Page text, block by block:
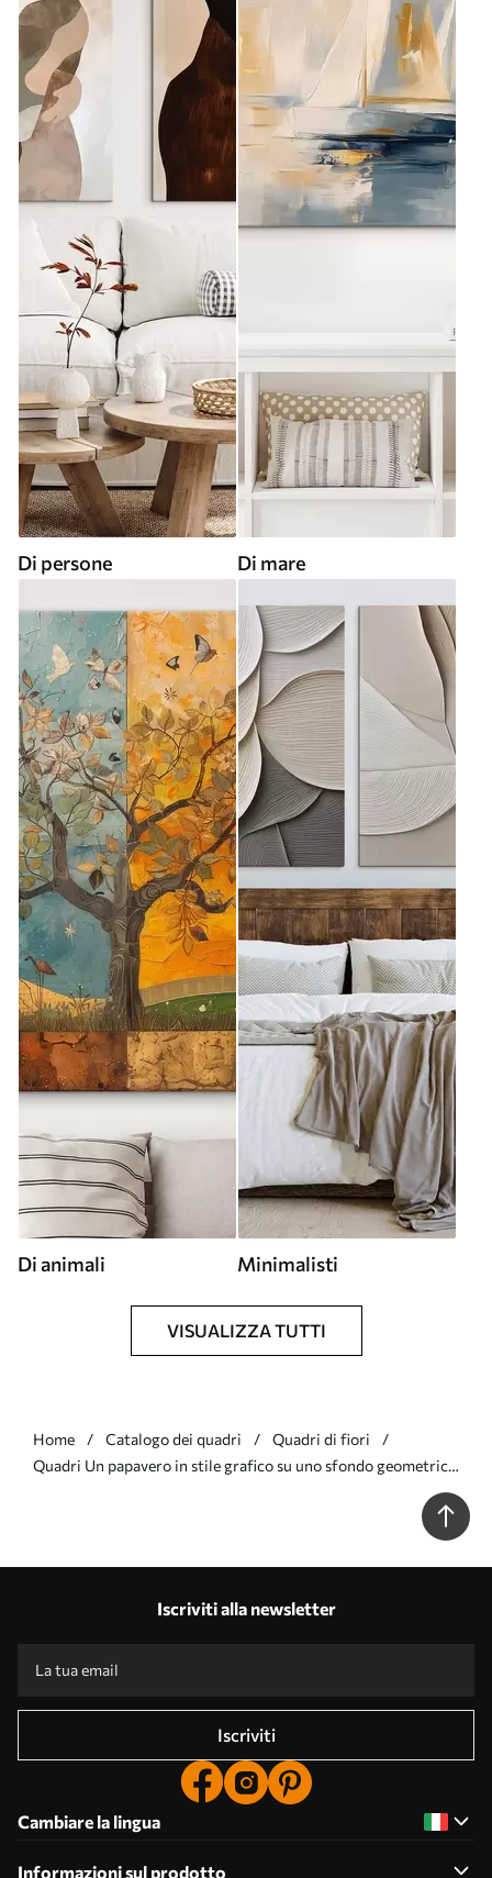
Di persone Di mare
Di animali Minimalisti
VISUALIZZA TUTTI
Home Catalogo dei quadri
Quadri di fiori
Quadri Un papavero in stile grafico su uno sfondo geometrico
Iscriviti alla newsletter
Iscriviti
Cambiare la lingua
Informazioni sul prodotto